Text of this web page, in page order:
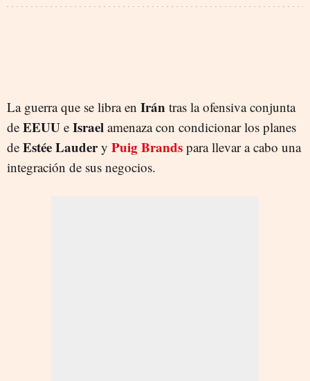
La guerra que se libra en Irán tras la ofensiva conjunta
de EEUU e Israel amenaza con condicionar los planes
de Estée Laudery Puig Brands para llevar a cabo una
integración de sus negocios.